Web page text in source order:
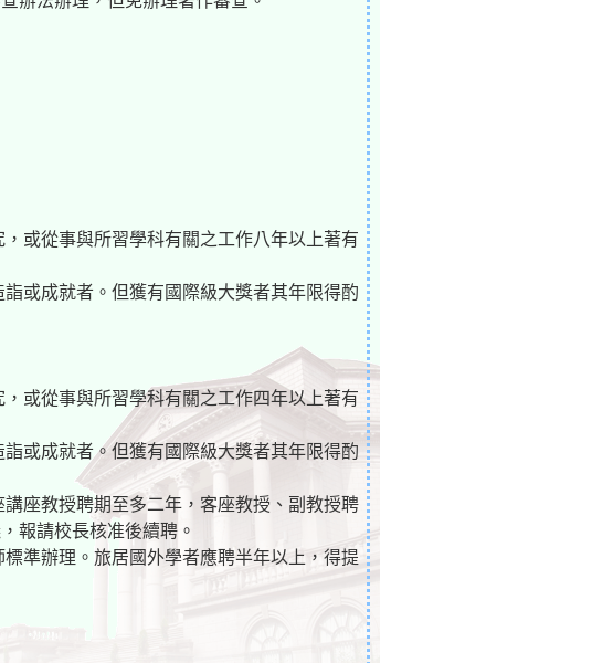
或從事與所習學科有關之工作八年以上著有
或成就者。但獲有國際級大獎者其年限得酌
或從事與所習學科有關之工作四年以上著有
或成就者。但獲有國際級大獎者其年限得酌
座教授聘期至多二年，客座教授、副教授聘
報請校長核准後續聘。
準辦理。旅居國外學者應聘半年以上，得提